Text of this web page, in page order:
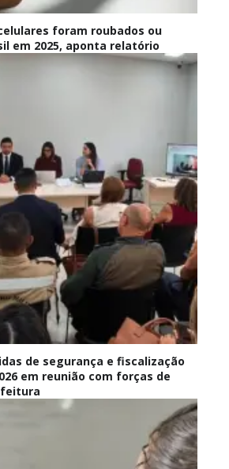
foram roubados ou
em 2025, aponta relatório
de segurança e fiscalização
em reunião com forças de